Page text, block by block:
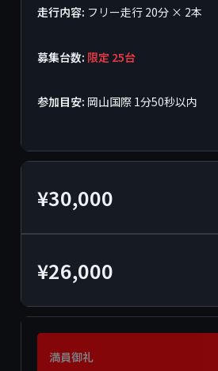
走行内容: フリー走行 20分 × 2本
募集台数: 限定 25台
参加目安: 岡山国際 1分50秒以内
¥30,000
¥26,000
満員御礼